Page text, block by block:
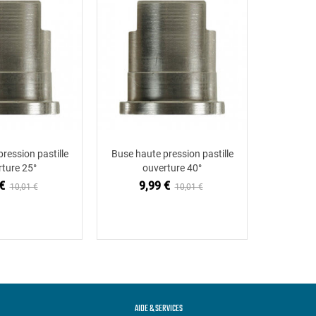
au panierpastille
25°
10,01 €
Ajouter au panier
Buse haute pression pastille
ouverture 40°
9,99 € 10,01 €
AIDE & SERVICES